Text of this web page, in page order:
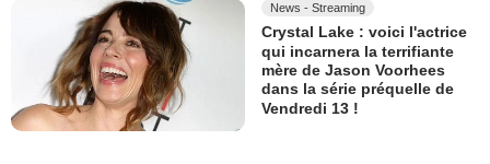
News - Streaming
Crystal Lake : voici l'actrice
qui incarnera la terrifiante
mère de Jason Voorhees
dans la série préquelle de
Vendredi 13 !